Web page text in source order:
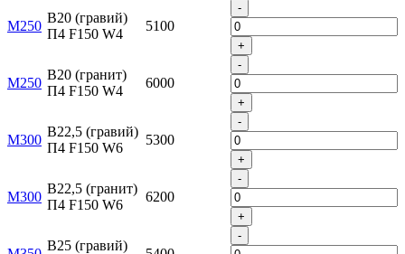
М250
B20 (гравий)
П4 F150 W4
5100
-
+
М250
B20 (гранит)
П4 F150 W4
6000
-
+
М300
B22,5 (гравий)
П4 F150 W6
5300
-
+
М300
B22,5 (гранит)
П4 F150 W6
6200
-
+
B25 (гравий)
-